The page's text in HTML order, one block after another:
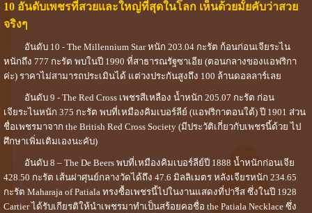
10 อันดับเพชรที่สวยและใหญ่ที่สุดในโลก เห็นด้วยมั้ยคับว่าสวย
จริงๆ
อันดับ 10 - The Millennium Star หนัก 203.04 กะรัต ก้อนก่อนเจียระไน
หนักถึง 777 กะรัต พบในปี 1990 ที่สาธารณรัฐซาเอีย (ตอนกลางของแอฟริกา
ค่ะ) ราคาไม่สามารถประเมินได้ แต่วงประกันสูงถึง 100 ล้านดอลลาร์เลย
อันดับ 9 - The Red Cross เพชรสีเหลือง น้ำหนัก 205.07 กะรัต ก่อน
เจียระไนหนัก 375 กะรัต พบที่เหมืองคิมเบอร์ลีย์ (แอฟริกาตอนใต้) ปี 1901 ส่วน
ชื่อเพชรมาจาก the British Red Cross Society (มีประวัติเกี่ยวกับเพชรนี้ด้วย ไป
ศึกษาเพิ่มเติมเองนะคับ)
อันดับ 8 – The De Beers พบที่เหมืองคิมเบอร์ลีย์ปี 1888 น้ำหนักก่อนเจีย
428.50 กะรัต เส้นผ่าศุนย์กลางวัดได้ถึง 47.6 มิลลิเมตร หลังเจียรหนัก 234.65
กะรัต Maharaja of Patiala ทรงซื้อเพชรนี้ไปในงานแสดงที่ปารีส ซึ่งในปี 1928
Cartier ได้รับเกียรติให้นำเพชรมาทำเป็นสร้อยคอชื่อ the Patiala Necklace ซึ่ง